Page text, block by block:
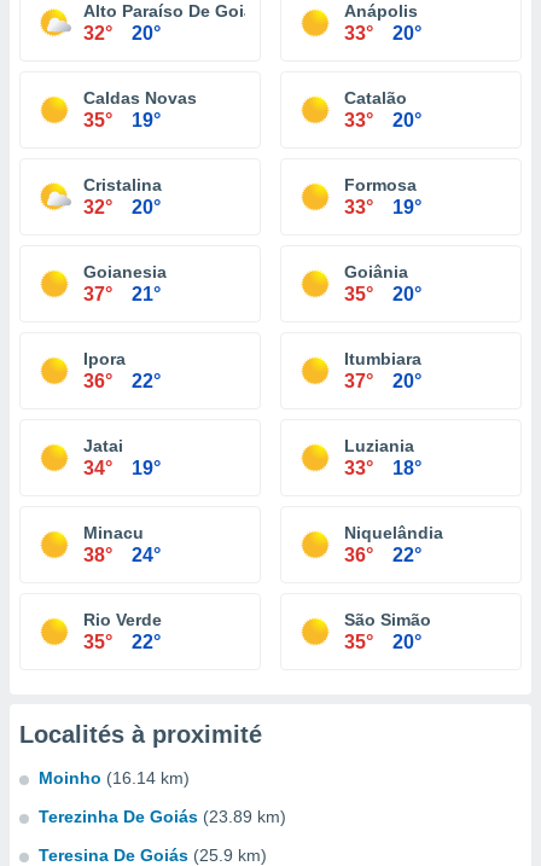
Alto Paraíso De Goiás
32° 20°
Anápolis
33° 20°
Caldas Novas
35° 19°
Catalão
33° 20°
Cristalina
32° 20°
Formosa
33° 19°
Goianesia
37° 21°
Goiânia
35° 20°
Ipora
36° 22°
Itumbiara
37° 20°
Jatai
34° 19°
Luziania
33° 18°
Minacu
38° 24°
Niquelândia
36° 22°
Rio Verde
35° 22°
São Simão
35° 20°
Localités à proximité
Moinho (16.14 km)
Terezinha De Goiás (23.89 km)
Teresina De Goiás (25.9 km)